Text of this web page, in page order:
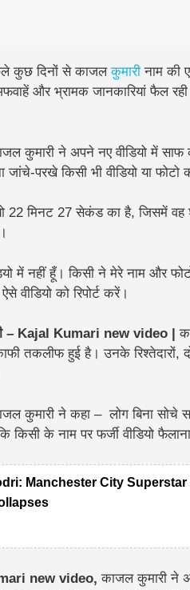
कुछ दिनों सेकाजलकुमारी नाम की
और भ्रामक जानकारियां फैल
कुमारी ने अपने नए वीडियो में साफ
जांचे-परखे किसी भी वीडियो या
22 मिनट 27 सेकंड का है, जिसमें
में नहीं हूँ। किसी ने मेरे नाम और
वीडियो को रिपोर्ट करें।
– Kajal Kumari new video |
तकलीफ हुई है। उनके रिश्तेदारों,
कुमारी ने कहा –लोग बिना
के नाम पर फर्जी वीडियो
Manchester City
new video,काजल कुमारी ने